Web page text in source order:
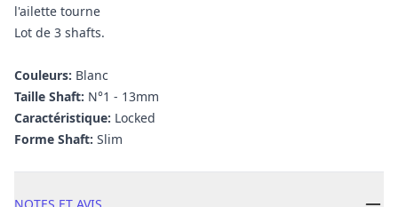
l'ailette tourne
Lot de 3 shafts.
Couleurs: Blanc
Taille Shaft: N°1 - 13mm
Caractéristique: Locked
Forme Shaft: Slim